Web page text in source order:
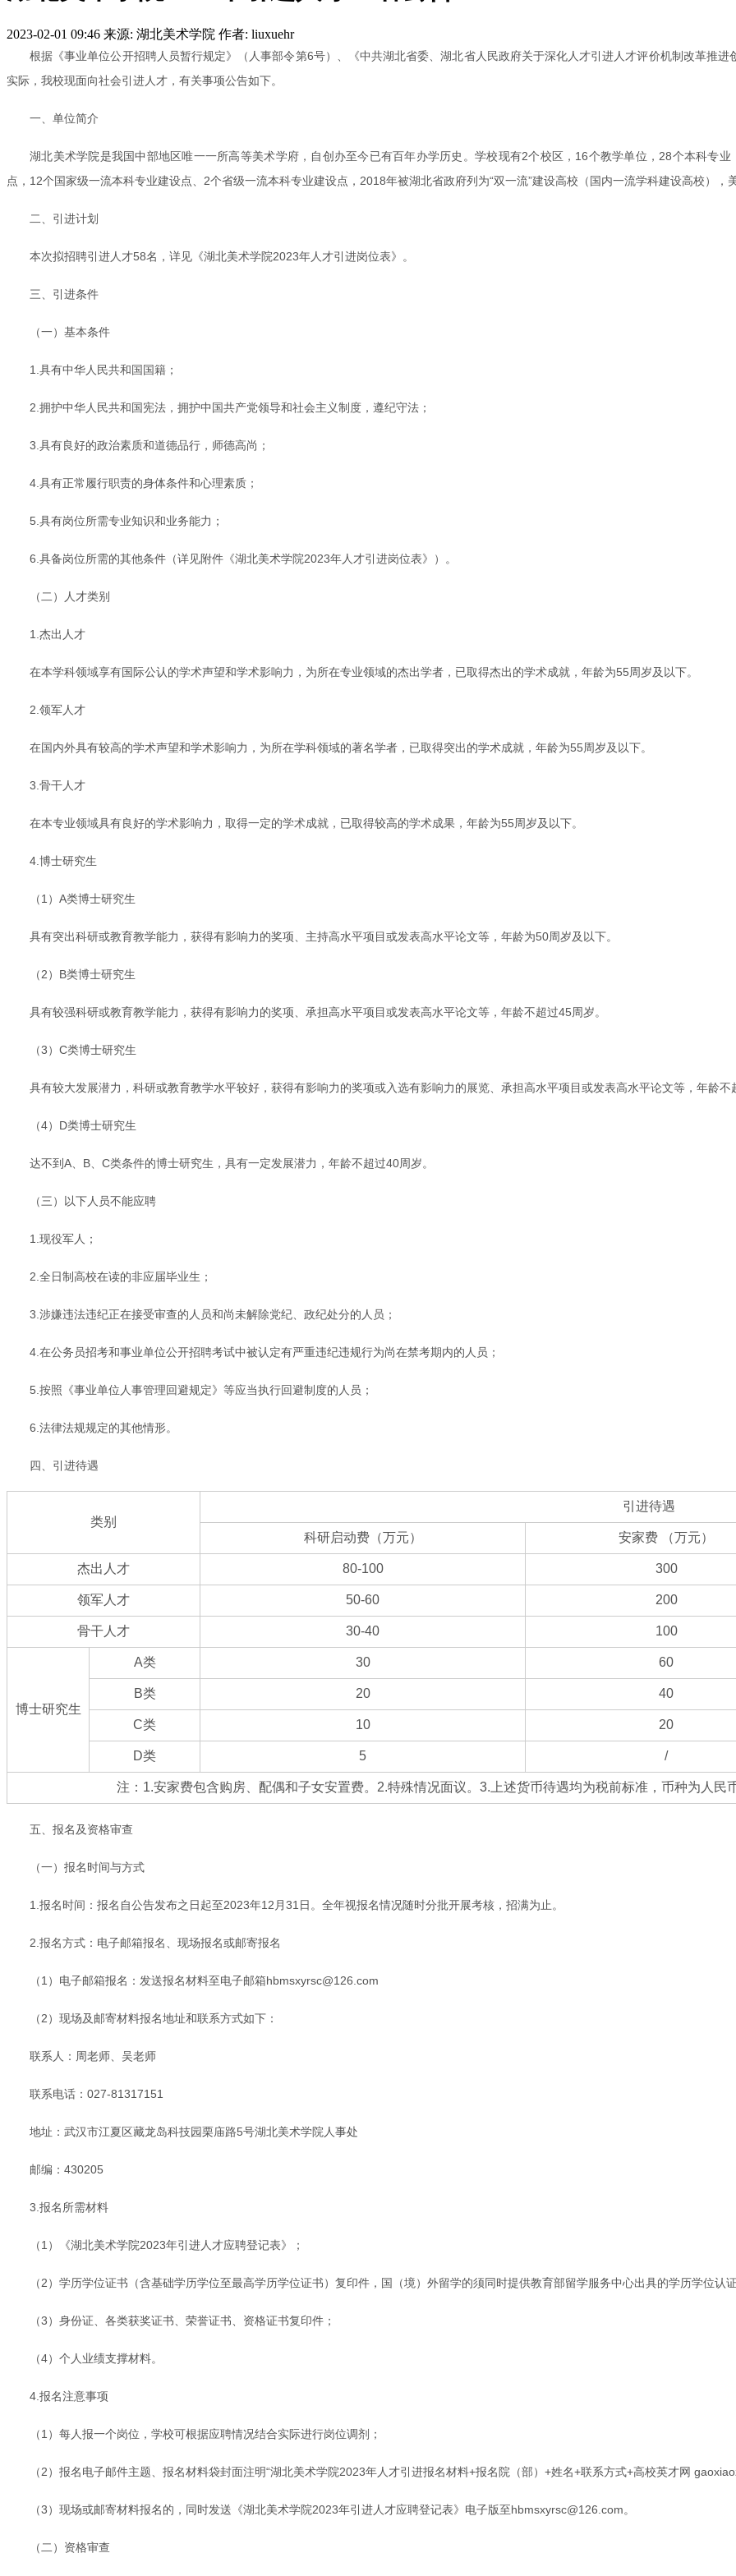
2023-02-01 09:46 来源: 湖北美术学院 作者: liuxuehr
根据《事业单位公开招聘人员暂行规定》（人事部令第6号）、《中共湖北省委、湖北省人民政府关于深化人才引进人才评价机制改革推
实际，我校现面向社会引进人才，有关事项公告如下。
一、单位简介
湖北美术学院是我国中部地区唯一一所高等美术学府，自创办至今已有百年办学历史。学校现有2个校区，16个教学单位，28个本科专
点，12个国家级一流本科专业建设点、2个省级一流本科专业建设点，2018年被湖北省政府列为“双一流”建设高校（国内一流学科建设高校），
二、引进计划
本次拟招聘引进人才58名，详见《湖北美术学院2023年人才引进岗位表》。
三、引进条件
（一）基本条件
1.具有中华人民共和国国籍；
2.拥护中华人民共和国宪法，拥护中国共产党领导和社会主义制度，遵纪守法；
3.具有良好的政治素质和道德品行，师德高尚；
4.具有正常履行职责的身体条件和心理素质；
5.具有岗位所需专业知识和业务能力；
6.具备岗位所需的其他条件（详见附件《湖北美术学院2023年人才引进岗位表》）。
（二）人才类别
1.杰出人才
在本学科领域享有国际公认的学术声望和学术影响力，为所在专业领域的杰出学者，已取得杰出的学术成就，年龄为55周岁及以下。
2.领军人才
在国内外具有较高的学术声望和学术影响力，为所在学科领域的著名学者，已取得突出的学术成就，年龄为55周岁及以下。
3.骨干人才
在本专业领域具有良好的学术影响力，取得一定的学术成就，已取得较高的学术成果，年龄为55周岁及以下。
4.博士研究生
（1）A类博士研究生
具有突出科研或教育教学能力，获得有影响力的奖项、主持高水平项目或发表高水平论文等，年龄为50周岁及以下。
（2）B类博士研究生
具有较强科研或教育教学能力，获得有影响力的奖项、承担高水平项目或发表高水平论文等，年龄不超过45周岁。
（3）C类博士研究生
具有较大发展潜力，科研或教育教学水平较好，获得有影响力的奖项或入选有影响力的展览、承担高水平项目或发表高水平论文等，年龄不
（4）D类博士研究生
达不到A、B、C类条件的博士研究生，具有一定发展潜力，年龄不超过40周岁。
（三）以下人员不能应聘
1.现役军人；
2.全日制高校在读的非应届毕业生；
3.涉嫌违法违纪正在接受审查的人员和尚未解除党纪、政纪处分的人员；
4.在公务员招考和事业单位公开招聘考试中被认定有严重违纪违规行为尚在禁考期内的人员；
5.按照《事业单位人事管理回避规定》等应当执行回避制度的人员；
6.法律法规规定的其他情形。
四、引进待遇
类别
引进待遇
科研启动费（万元） 安家费 （万元）
杰出人才 80-100 300
领军人才 50-60 200
骨干人才 30-40 100
博士研究生
A类 30
60
B类
20 40
C类 10
20
D类
5 /
注：1.安家费包含购房、配偶和子女安置费。2.特殊情况面议。3.上述货币待遇均为税前标准，币种为人民
五、报名及资格审查
（一）报名时间与方式
1.报名时间：报名自公告发布之日起至2023年12月31日。全年视报名情况随时分批开展考核，招满为止。
2.报名方式：电子邮箱报名、现场报名或邮寄报名
（1）电子邮箱报名：发送报名材料至电子邮箱hbmsxyrsc@126.com
（2）现场及邮寄材料报名地址和联系方式如下：
联系人：周老师、吴老师
联系电话：027-81317151
地址：武汉市江夏区藏龙岛科技园栗庙路5号湖北美术学院人事处
邮编：430205
3.报名所需材料
（1）《湖北美术学院2023年引进人才应聘登记表》；
（2）学历学位证书（含基础学历学位至最高学历学位证书）复印件，国（境）外留学的须同时提供教育部留学服务中心出具的学历学位认
（3）身份证、各类获奖证书、荣誉证书、资格证书复印件；
（4）个人业绩支撑材料。
4.报名注意事项
（1）每人报一个岗位，学校可根据应聘情况结合实际进行岗位调剂；
（2）报名电子邮件主题、报名材料袋封面注明“湖北美术学院2023年人才引进报名材料+报名院（部）+姓名+联系方式+高校英才网
（3）现场或邮寄材料报名的，同时发送《湖北美术学院2023年引进人才应聘登记表》电子版至hbmsxyrsc@126.com。
（二）资格审查